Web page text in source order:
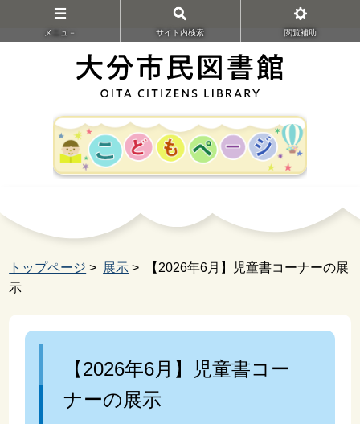
メニュ－ サイト内検索 閲覧補助
トップページ > 展示 > 【2026年6月】児童書コーナーの展
示
【2026年6月】児童書コー
ナーの展示